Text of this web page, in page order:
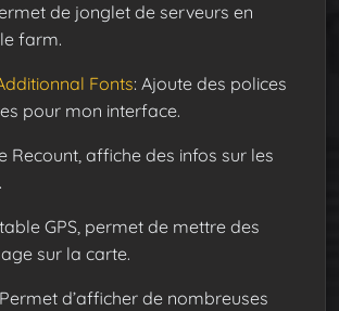
de jonglet de serveurs en
farm.
Fonts: Ajoute des polices
pour mon interface.
Recount, affiche des infos sur les
GPS, permet de mettre des
sur la carte.
d’afficher de nombreuses